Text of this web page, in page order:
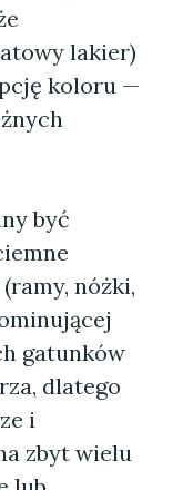
lakier)
koloru —
być
(ramy, nóżki,
gatunków
dlatego
i
zbyt wielu